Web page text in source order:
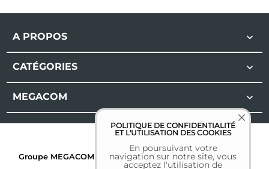
A PROPOS 
CATÉGORIES 
MEGACOM 
POLITIQUE DE CONFIDENTIALITÉ
ET L'UTILISATION DES COOKIES
En poursuivant votre
navigation sur notre site, vous
acceptez l'utilisation de
Groupe MEGACOM | Tous droits réservés | 2026 |Mentions
légales